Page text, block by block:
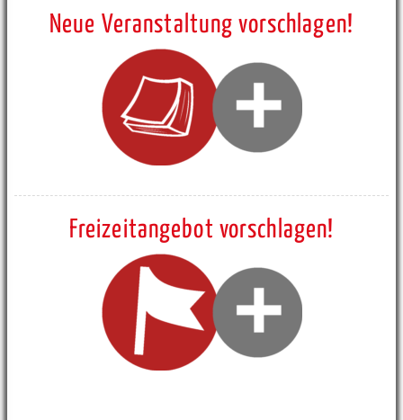
Neue Veranstaltung vorschlagen!
Freizeitangebot vorschlagen!